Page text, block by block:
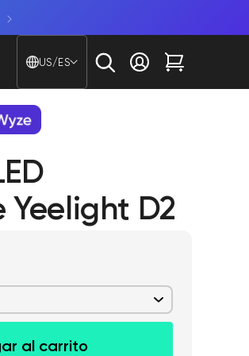
País/región - Idioma
US/ES
Iniciar sesión
Carrito
D2
al carrito